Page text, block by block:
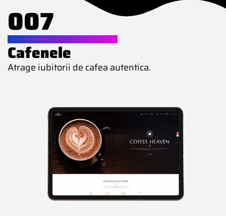
007WEBSITE PENTRU
Cafenele
Atrage iubitorii de cafea autentica.